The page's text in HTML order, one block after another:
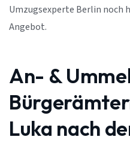
Umzugsexperte Berlin noch
Angebot.
An- &
Luka nach